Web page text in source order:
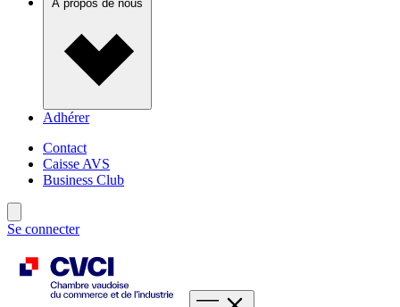
À propos de nous
Adhérer
Contact
Caisse AVS
Business Club
Se connecter